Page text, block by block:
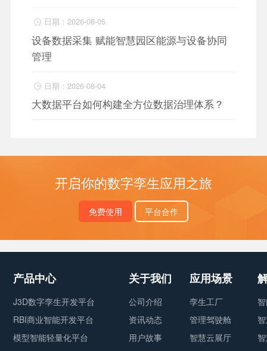
 日期：2026-08-05
设备数据采集 赋能智慧园区能源与设备协同
管理
 日期：2026-08-04
大数据平台如何构建全方位数据治理体系？
开启你的数字孪生应用之旅
免费使用 平台合作
产品中心
J3D数字孪生开发平台
RBI商业智能开发平台
模型智能轻量化平台
关于我们
公司介绍
资讯动态
用户故事
应用场景
孪生工厂
管理驾驶舱
智慧云展厅